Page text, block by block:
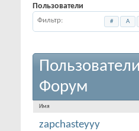
Пользователи
Фильтр # A
Форум
Имя
zapchasteyyy